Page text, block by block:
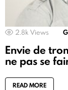
2.8k Views
Envie de
ne pas se
READ MORE